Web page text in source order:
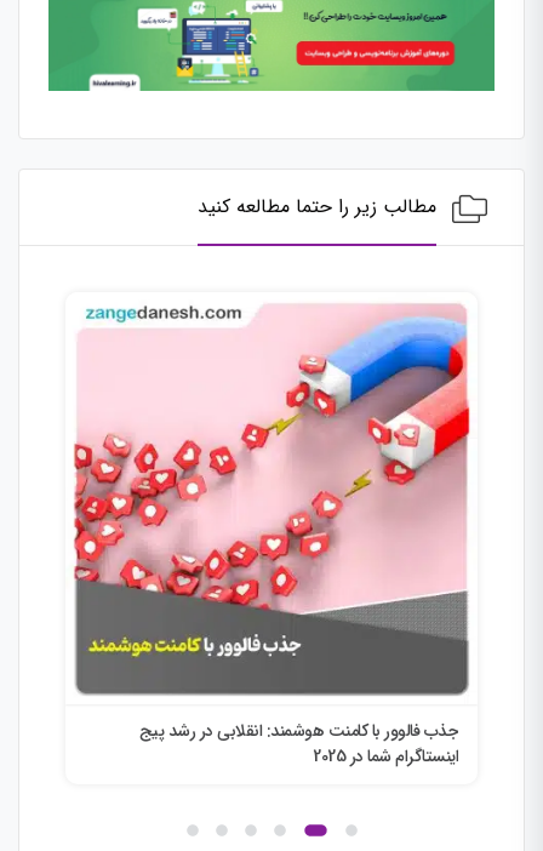
مطالب زیر را حتما مطالعه کنید
جذب فالوور با کامنت هوشمند: انقلابی در رشد پیج
اینستاگرام شما در 2025